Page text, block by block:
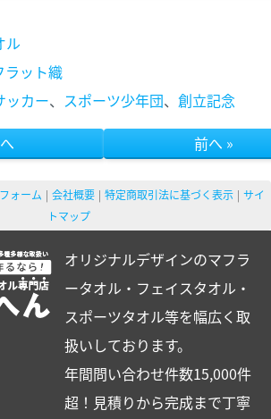
ル
ラット織
ッカー、 スポーツ少年団、 創立記念
前へ »
ォーム 会社概要 特定商取引法に基づく表示
サイ
トマップ
オリジナルデザインのマフラ
ータオル・フェイスタオル・
スポーツタオル等を幅広く取
扱いしております。
年間問い合わせ件数15,000件
超！見積りから完成まで丁寧